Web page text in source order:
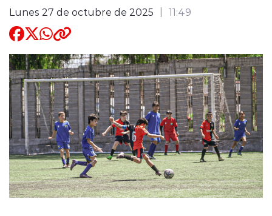
modo claro
Lunes 27 de octubre de 2025 11:49